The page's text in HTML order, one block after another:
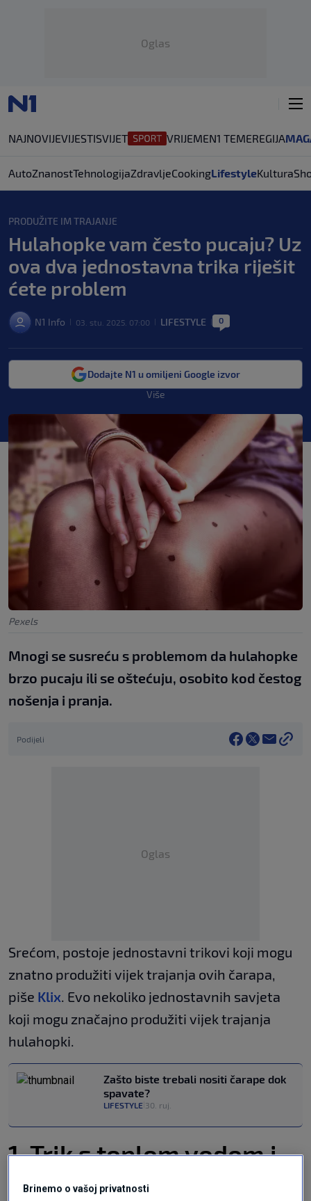
Oglas
NAJNOVIJEVIJESTISVIJET VRIJEMEN1 TEMEREGIJA
AutoZnanostTehnologijaZdravljeCookingLifestyleKultura
PRODUŽITE IM TRAJANJE
Hulahopke vam često pucaju? Uz
ova dva jednostavna trika riješit
ćete problem
N1 Info 03. stu. 2025. 07:00 LIFESTYLE 0
Dodajte N1 u omiljeni Google izvor
Više
Pexels
Mnogi se susreću s problemom da hulahopke
brzo pucaju ili se oštećuju, osobito kod čestog
nošenja i pranja.
Podijeli
Oglas
Srećom, postoje jednostavni trikovi koji mogu
znatno produžiti vijek trajanja ovih čarapa,
piše Klix. Evo nekoliko jednostavnih savjeta
koji mogu značajno produžiti vijek trajanja
hulahopki.
Zašto biste trebali nositi čarape dok
spavate?
LIFESTYLE 30. ruj.
1. Trik s toplom vodom i
hladnjakom
Brinemo o vašoj privatnosti